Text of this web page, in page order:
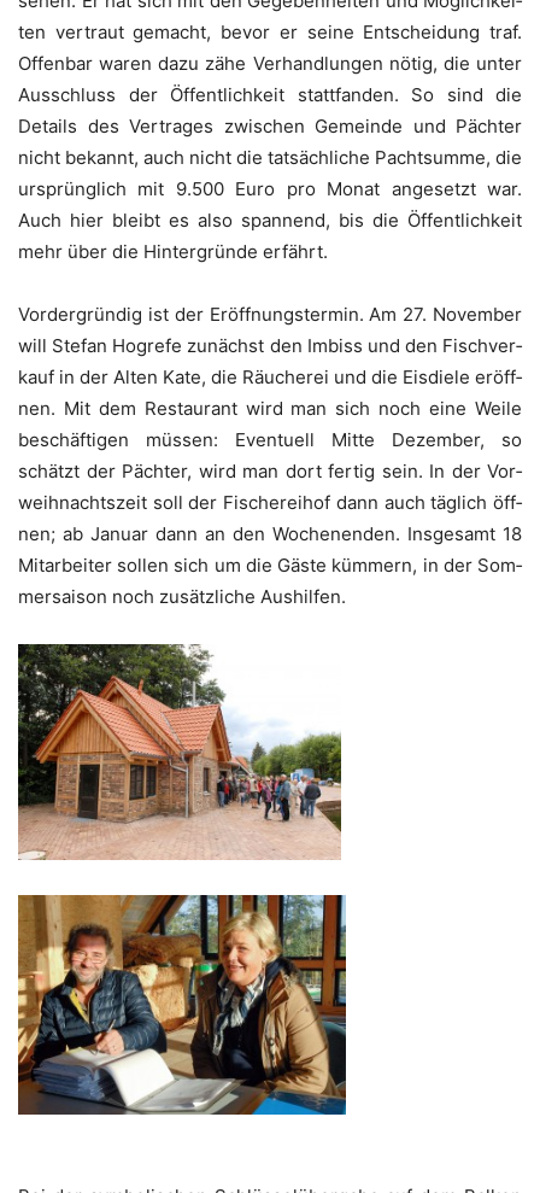
ten ver­traut gemacht, bevor er sei­ne Ent­schei­dung traf.
Offen­bar waren dazu zähe Ver­hand­lun­gen nötig, die unter
Aus­schluss der Öffent­lich­keit statt­fan­den. So sind die
Details des Ver­tra­ges zwi­schen Gemein­de und Päch­ter
nicht bekannt, auch nicht die tat­säch­li­che Pacht­sum­me, die
ursprüng­lich mit 9.500 Euro pro Monat ange­setzt war.
Auch hier bleibt es also span­nend, bis die Öffent­lich­keit
mehr über die Hin­ter­grün­de erfährt.
Vor­der­grün­dig ist der Eröff­nungs­ter­min. Am 27. Novem­ber
will Ste­fan Hog­re­fe zunächst den Imbiss und den Fisch­ver­
kauf in der Alten Kate, die Räu­che­rei und die Eis­die­le eröff­
nen. Mit dem Restau­rant wird man sich noch eine Wei­le
beschäf­ti­gen müs­sen: Even­tu­ell Mit­te Dezem­ber, so
schätzt der Päch­ter, wird man dort fer­tig sein. In der Vor­
weih­nachts­zeit soll der Fische­rei­hof dann auch täg­lich öff­
nen; ab Janu­ar dann an den Wochen­en­den. Ins­ge­samt 18
Mit­ar­bei­ter sol­len sich um die Gäs­te küm­mern, in der Som­
mer­sai­son noch zusätz­li­che Aushilfen.